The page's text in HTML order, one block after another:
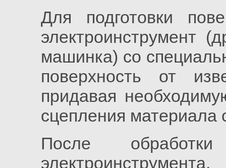
Для подготовки
электроинструмент
машинка) со
поверхность от
придавая
сцепления материала
После